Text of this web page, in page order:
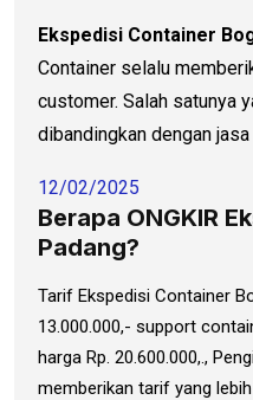
Ekspedisi Container
Container selalu
customer. Salah satunya
dibandingkan dengan
12/02/2025
Berapa ONGKIR
Padang?
Tarif Ekspedisi Container
13.000.000,- support
harga Rp. 20.600.000,.,
memberikan tarif yang